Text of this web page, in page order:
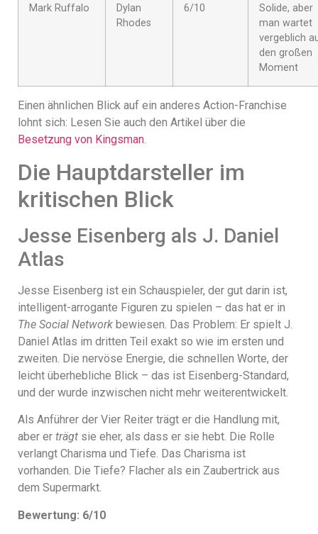
Mark Ruffalo
Dylan
Rhodes
6/10
Solide, aber
man wartet
vergeblich
den großen
Moment
Einen ähnlichen Blick auf ein anderes Action-Franchise
lohnt sich: Lesen Sie auch den Artikel über die
Besetzung von Kingsman.
Die Hauptdarsteller im
kritischen Blick
Jesse Eisenberg als J. Daniel
Atlas
Jesse Eisenberg ist ein Schauspieler, der gut darin ist,
intelligent-arrogante Figuren zu spielen – das hat er in
The Social Network bewiesen. Das Problem: Er spielt J.
Daniel Atlas im dritten Teil exakt so wie im ersten und
zweiten. Die nervöse Energie, die schnellen Worte, der
leicht überhebliche Blick – das ist Eisenberg-Standard,
und der wurde inzwischen nicht mehr weiterentwickelt.
Als Anführer der Vier Reiter trägt er die Handlung mit,
aber er trägt sie eher, als dass er sie hebt. Die Rolle
verlangt Charisma und Tiefe. Das Charisma ist
vorhanden. Die Tiefe? Flacher als ein Zaubertrick aus
dem Supermarkt.
Bewertung: 6/10